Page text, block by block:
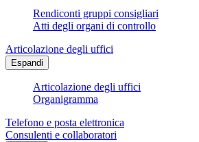
Rendiconti gruppi consigliari
Atti degli organi di controllo
Articolazione degli uffici
Espandi
Articolazione degli uffici
Organigramma
Telefono e posta elettronica
Consulenti e collaboratori